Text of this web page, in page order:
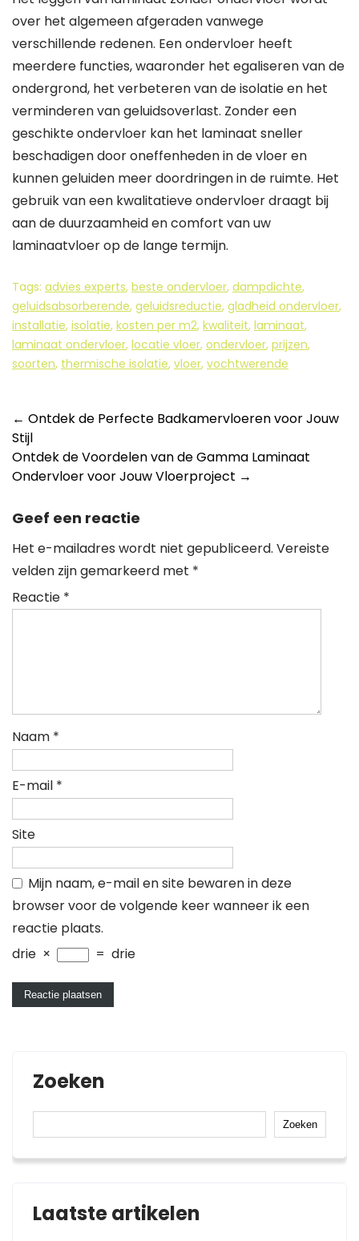
over het algemeen afgeraden vanwege
verschillende redenen. Een ondervloer heeft
meerdere functies, waaronder het egaliseren van de
ondergrond, het verbeteren van de isolatie en het
verminderen van geluidsoverlast. Zonder een
geschikte ondervloer kan het laminaat sneller
beschadigen door oneffenheden in de vloer en
kunnen geluiden meer doordringen in de ruimte. Het
gebruik van een kwalitatieve ondervloer draagt bij
aan de duurzaamheid en comfort van uw
laminaatvloer op de lange termijn.
Tags: advies experts, beste ondervloer, dampdichte,
geluidsabsorberende, geluidsreductie, gladheid ondervloer,
installatie, isolatie, kosten per m2, kwaliteit, laminaat,
laminaat ondervloer, locatie vloer, ondervloer, prijzen,
soorten, thermische isolatie, vloer, vochtwerende
Berichtnavigatie
← Ontdek de Perfecte Badkamervloeren voor Jouw
Stijl
Ontdek de Voordelen van de Gamma Laminaat
Ondervloer voor Jouw Vloerproject →
Geef een reactie
Het e-mailadres wordt niet gepubliceerd. Vereiste
velden zijn gemarkeerd met *
Reactie *
Naam *
E-mail *
Site
Mijn naam, e-mail en site bewaren in deze
browser voor de volgende keer wanneer ik een
reactie plaats.
drie × = drie
Zoeken
Zoeken
Laatste artikelen